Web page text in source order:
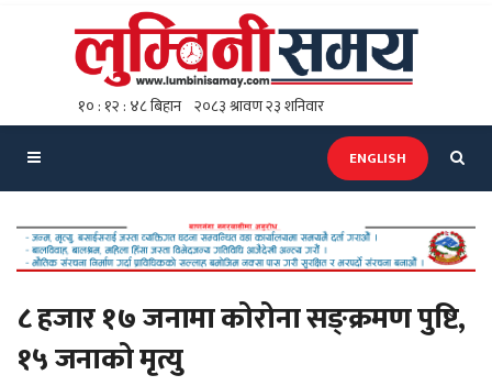
ENGLISH
८ हजार १७ जनामा कोरोना सङ्क्रमण पुष्टि,
१५ जनाको मृत्यु